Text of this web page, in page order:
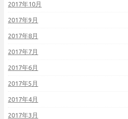
2017年10月
2017年9月
2017年8月
2017年7月
2017年6月
2017年5月
2017年4月
2017年3月